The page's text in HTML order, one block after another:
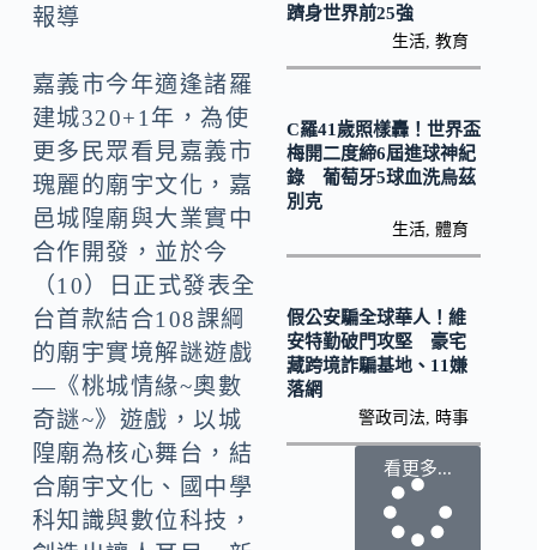
報導
嘉義市今年適逢諸羅
建城320+1年，為使
更多民眾看見嘉義市
瑰麗的廟宇文化，嘉
邑城隍廟與大業實中
合作開發，並於今
（10）日正式發表全
台首款結合108課綱
的廟宇實境解謎遊戲
—《桃城情緣~奧數
奇謎~》遊戲，以城
隍廟為核心舞台，結
合廟宇文化、國中學
科知識與數位科技，
躋身世界前25強
生活 ,教育
C羅41歲照樣轟！世界盃
梅開二度締6屆進球神紀
錄 葡萄牙5球血洗烏茲
別克
生活 ,體育
假公安騙全球華人！維
安特勤破門攻堅 豪宅
藏跨境詐騙基地、11嫌
落網
警政司法 時事
看更多...